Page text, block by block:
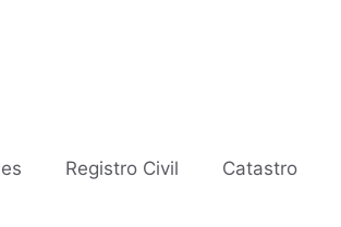
Registro Civil Catastro